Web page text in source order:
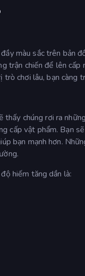
màu sắc trên bản
trận chiến để lên
chơi lâu, bạn càng
chúng rơi ra
cấp vật phẩm. Bạn
bạn mạnh hơn.
hiếm tăng dần là: